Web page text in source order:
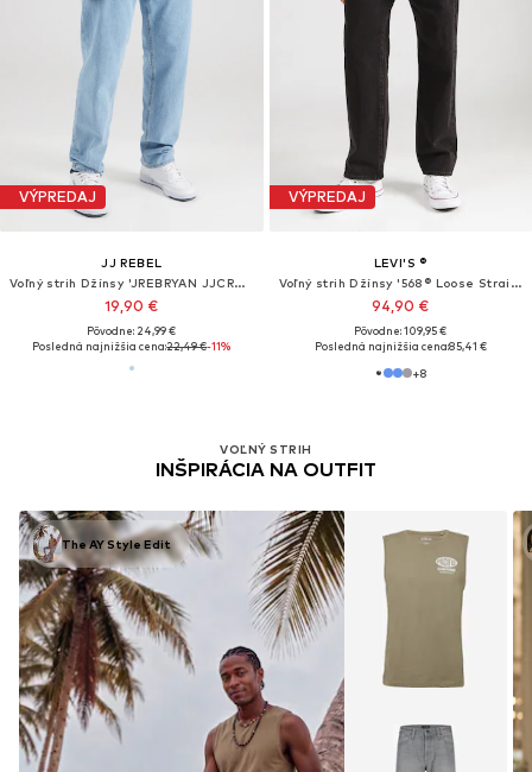
VÝPREDAJ
JJ REBEL
Voľný strih Džínsy 'JREBRYAN JJCRAFT'
19,90 €
Pôvodne: 24,99 €
Posledná najnižšia cena:22,49 €-11%
VOĽNÝ STRIH
INŠPIRÁCIA NA OUTFIT
The AY Style Edit
VÝPREDAJ
LEVI'S ®
Voľný strih Džínsy '568® Loose Straight'
94,90 €
Pôvodne: 109,95 €
Posledná najnižšia cena:85,41 €
+8